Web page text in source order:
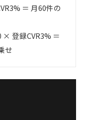
＝ 月60件の
× 登録CVR3% ＝
せ